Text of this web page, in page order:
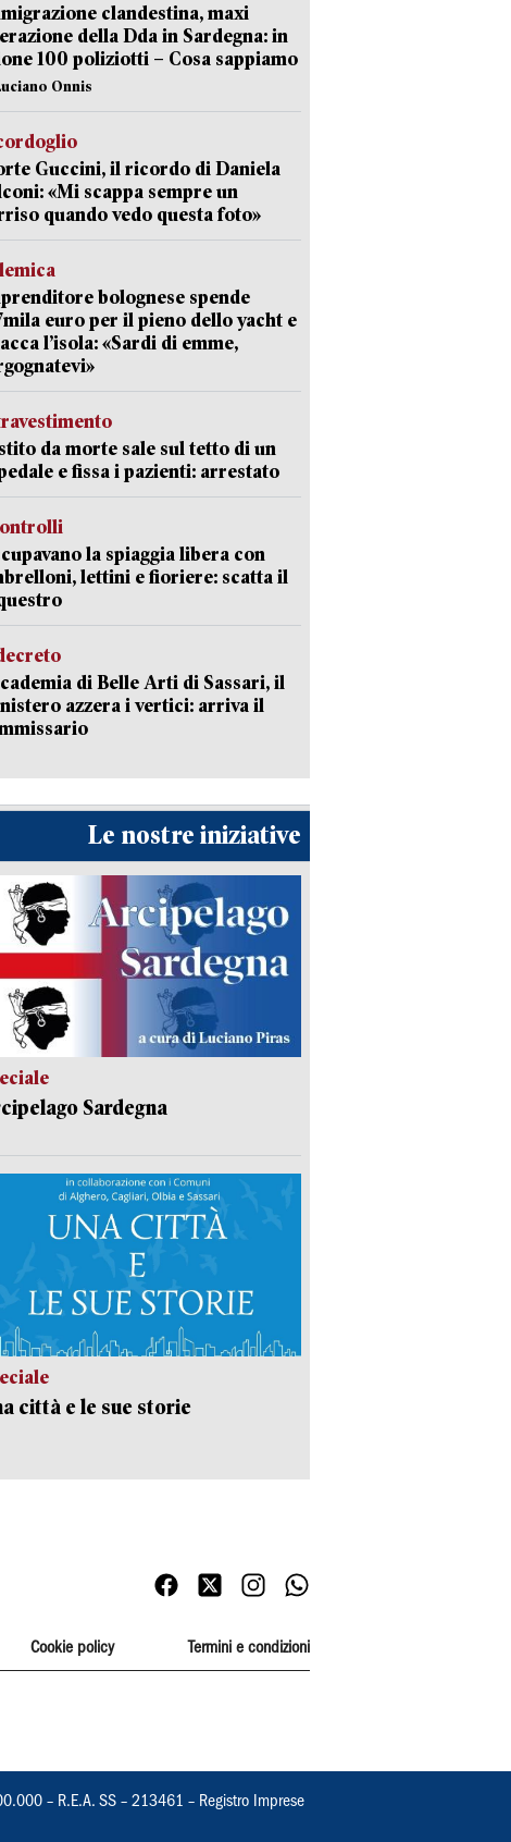
clandestina, maxi
della Dda in Sardegna: in
100 poliziotti – Cosa sappiamo
Onnis
Guccini, il ricordo di Daniela
«Mi scappa sempre un
quando vedo questa foto»
bolognese spende
euro per il pieno dello yacht e
l’isola: «Sardi di emme,
da morte sale sul tetto di un
e fissa i pazienti: arrestato
la spiaggia libera con
lettini e fioriere: scatta il
di Belle Arti di Sassari, il
azzera i vertici: arriva il
Le nostre iniziative
Sardegna
città e le sue storie
Cookie policy Termini e condizioni
– R.E.A. SS – 213461 – Registro Imprese